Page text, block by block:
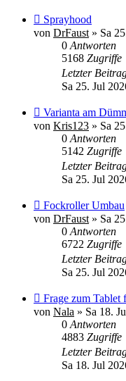
Neuer
Beitrag
Sprayhood
von DrFaust » Sa
0 Antworten
5168 Zugriffe
Letzter
Sa 25. Jul
Neuer
Beitrag
Varianta am
von Kris123 » Sa
0 Antworten
5142 Zugriffe
Letzter
Sa 25. Jul
Neuer
Beitrag
Fockroller Umbau
von DrFaust » Sa
0 Antworten
6722 Zugriffe
Letzter
Sa 25. Jul
Neuer
Beitrag
Frage zum Tablet
von Nala » Sa 18.
0 Antworten
4883 Zugriffe
Letzter
Sa 18. Jul